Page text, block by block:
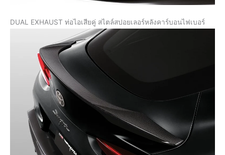
DUAL EXHAUST ท่อไอเสียคู่ สไตล์สปอยเลอร์หลังคาร์บอนไฟเบอร์